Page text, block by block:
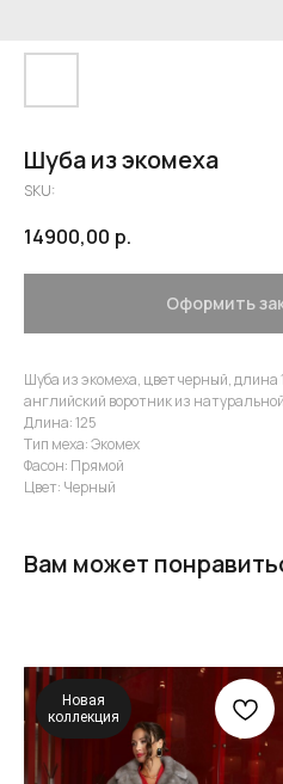
Шуба из экомеха
SKU:
14900,00 р.
Оформить
Шуба из экомеха, цвет черный, длина
английский воротник из
Длина: 125
Тип меха: Экомех
Фасон: Прямой
Цвет: Черный
Вам может
Новая
коллекция